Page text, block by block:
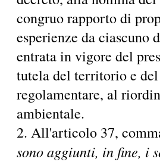
congruo rapporto di
esperienze da ciascuno
entrata in vigore del
tutela del territorio e
regolamentare, al
ambientale.
2. All'articolo 37,
sono aggiunti, in fine, i